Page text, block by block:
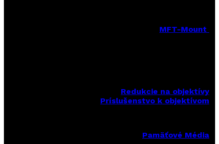
MFT-Mount
Redukcie na objektívy
Príslušenstvo k objektívom
Pamäťové Média